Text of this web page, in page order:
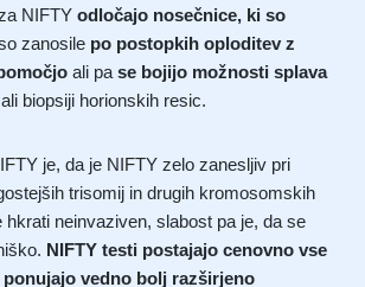
NIFTY odločajo nosečnice, ki so
zanosile po postopkih oploditev z
ali pa se bojijo možnosti splava
biopsiji horionskih resic.
je, da je NIFTY zelo zanesljiv pri
trisomij in drugih kromosomskih
hkrati neinvaziven, slabost pa je, da se
NIFTY testi postajajo cenovno vse
vedno bolj razširjeno